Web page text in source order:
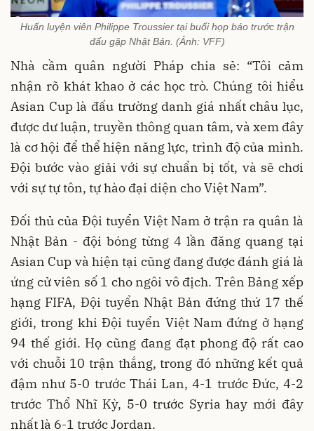
Huấn luyện viên Philippe Troussier tại buổi họp báo trước trận
đấu gặp Nhật Bản. (Ảnh: VFF)
Nhà cầm quân người Pháp chia sẻ: “Tôi cảm
nhận rõ khát khao ở các học trò. Chúng tôi hiểu
Asian Cup là đấu trường danh giá nhất châu lục,
được dư luận, truyền thông quan tâm, và xem đây
là cơ hội để thể hiện năng lực, trình độ của mình.
Đội bước vào giải với sự chuẩn bị tốt, và sẽ chơi
với sự tự tôn, tự hào đại diện cho Việt Nam”.
Đối thủ của Đội tuyển Việt Nam ở trận ra quân là
Nhật Bản - đội bóng từng 4 lần đăng quang tại
Asian Cup và hiện tại cũng đang được đánh giá là
ứng cử viên số 1 cho ngôi vô địch. Trên Bảng xếp
hạng FIFA, Đội tuyển Nhật Bản đứng thứ 17 thế
giới, trong khi Đội tuyển Việt Nam đứng ở hạng
94 thế giới. Họ cũng đang đạt phong độ rất cao
với chuỗi 10 trận thắng, trong đó những kết quả
đậm như 5-0 trước Thái Lan, 4-1 trước Đức, 4-2
trước Thổ Nhĩ Kỳ, 5-0 trước Syria hay mới đây
nhất là 6-1 trước Jordan.